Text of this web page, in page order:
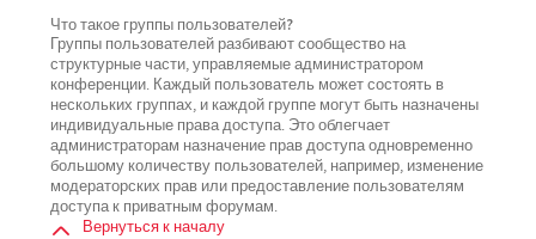
Что такое группы пользователей?
Группы пользователей разбивают сообщество на
структурные части, управляемые администратором
конференции. Каждый пользователь может состоять в
нескольких группах, и каждой группе могут быть назначены
индивидуальные права доступа. Это облегчает
администраторам назначение прав доступа одновременно
большому количеству пользователей, например, изменение
модераторских прав или предоставление пользователям
доступа к приватным форумам.
Вернуться к началу